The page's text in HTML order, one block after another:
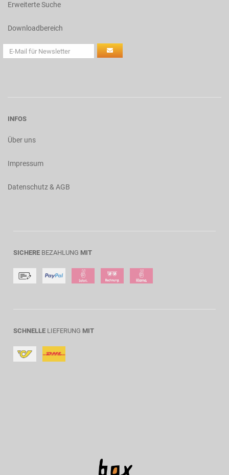
Erweiterte Suche
Downloadbereich
INFOS
Über uns
Impressum
Datenschutz & AGB
SICHERE BEZAHLUNG MIT
SCHNELLE LIEFERUNG MIT